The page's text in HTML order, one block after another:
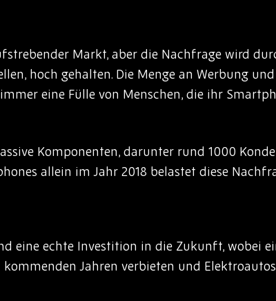
Markt, aber die Nachfrage wird
hoch gehalten. Die Menge an Werbung
eine Fülle von Menschen, die ihr
Komponenten, darunter rund 1000
allein im Jahr 2018 belastet diese
eine echte Investition in die Zukunft, wobei
Jahren verbieten und